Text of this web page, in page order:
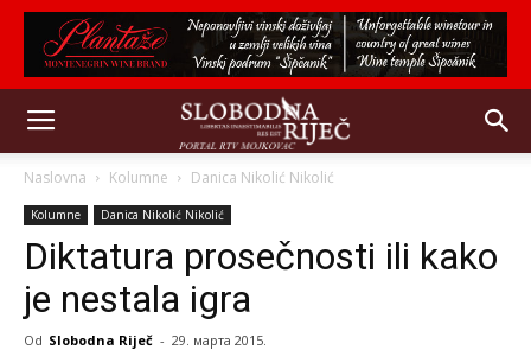
Naslovna Kolumne Danica Nikolić Nikolić
Kolumne Danica Nikolić Nikolić
Diktatura prosečnosti ili kako
je nestala igra
Od Slobodna Riječ - 29. марта 2015.